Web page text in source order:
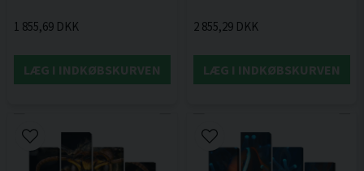
1 855,69 DKK
LÆG I INDKØBSKURVEN
2 855,29 DKK
LÆG I INDKØBSKURVEN